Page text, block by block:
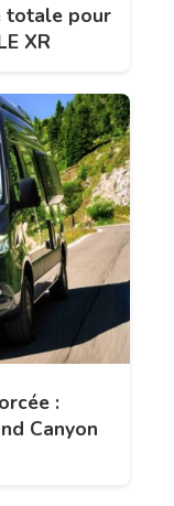
totale pour
XR
:
Canyon